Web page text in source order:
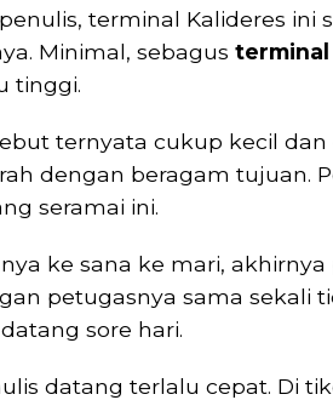
terminal Kalideres ini
Minimal, sebagus terminal
tinggi.
ternyata cukup kecil
dengan beragam tujuan.
seramai ini.
ke sana ke mari,
petugasnya sama sekali
sore hari.
datang terlalu cepat. Di